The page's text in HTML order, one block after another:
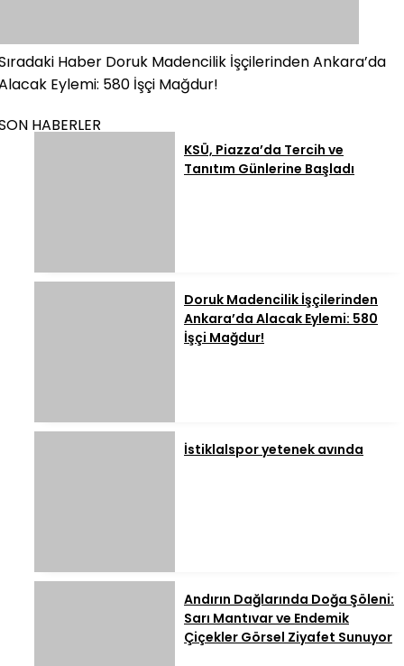
Haber Doruk Madencilik İşçilerinden Ankara’da
Eylemi: 580 İşçi Mağdur!
HABERLER
KSÜ, Piazza’da Tercih ve
Tanıtım Günlerine Başladı
Doruk Madencilik İşçilerinden
Ankara’da Alacak Eylemi: 580
İşçi Mağdur!
İstiklalspor yetenek avında
Andırın Dağlarında Doğa Şöleni:
Sarı Mantıvar ve Endemik
Çiçekler Görsel Ziyafet Sunuyor